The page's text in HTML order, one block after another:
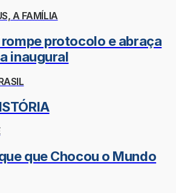
A FAMÍLIA
rompe protocolo e abraça
inaugural
que Chocou o Mundo